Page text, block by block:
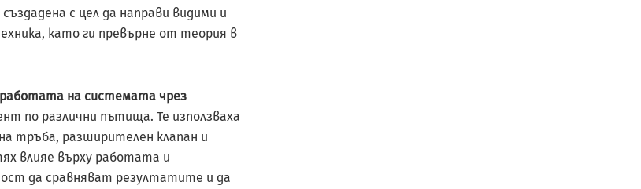
с цел да направи видими и
като ги превърне от теория в
на системата чрез
по различни пътища. Те използваха
тръба, разширителен клапан и
влияе върху работата и
да сравняват резултатите и да